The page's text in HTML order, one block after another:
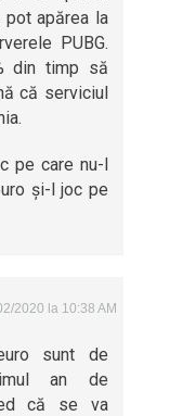
apărea la
PUBG.
din timp să
că serviciul
pe care nu-l
și-l joc pe
2020 la 10:38 AM
sunt de
an de
că se va